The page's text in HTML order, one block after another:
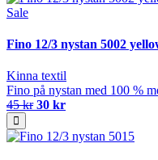
Sale
Fino 12/3 nystan 5002
Kinna textil
Fino på nystan med 100 %
45 kr 30 kr